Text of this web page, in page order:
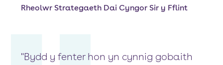
Rheolwr Strategaeth Dai Cyngor Sir y Fflint
"Bydd y fenter hon yn cynnig gobaith